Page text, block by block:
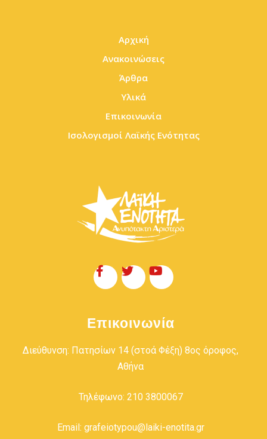
Αρχική
Ανακοινώσεις
Άρθρα
Υλικά
Επικοινωνία
Ισολογισμοί Λαϊκής Ενότητας
Επικοινωνία
Διεύθυνση: Πατησίων 14 (στοά Φέξη) 8ος όροφος,
Αθήνα
Τηλέφωνο: 210 3800067
Email: grafeiotypou@laiki-enotita.gr